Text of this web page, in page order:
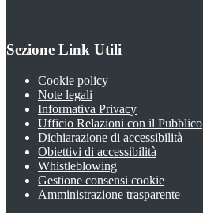
Sezione Link Utili
Cookie policy
Note legali
Informativa Privacy
Ufficio Relazioni con il Pubblico
Dichiarazione di accessibilità
Obiettivi di accessibilità
Whistleblowing
Gestione consensi cookie
Amministrazione trasparente